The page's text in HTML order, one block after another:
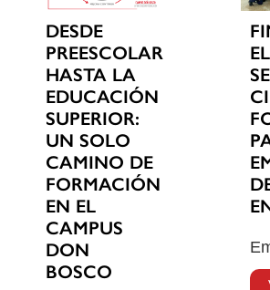
DESDE
PREESCOLAR
HASTA LA
EDUCACIÓN
SUPERIOR:
UN SOLO
CAMINO DE
FORMACIÓN
EN EL
CAMPUS
DON
BOSCO
EL